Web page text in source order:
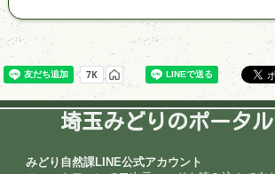
埼玉みどりのポータ
みどり自然課LINE公式アカウント